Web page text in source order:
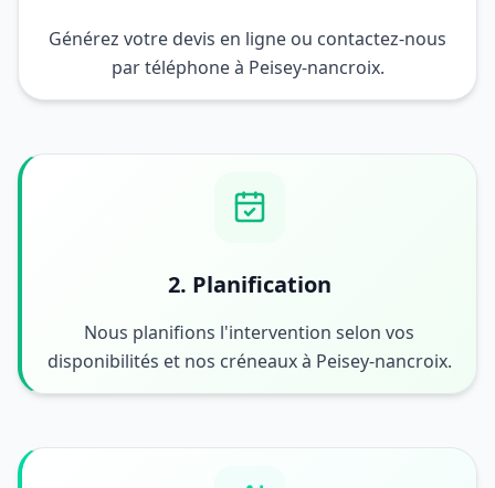
Générez votre devis en ligne ou contactez-nous
par téléphone à Peisey-nancroix.
2. Planification
Nous planifions l'intervention selon vos
disponibilités et nos créneaux à Peisey-nancroix.